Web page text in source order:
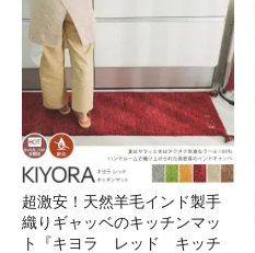
超激安！天然羊毛インド製手
織りギャッベのキッチンマッ
ト『キヨラ レッド キッチ